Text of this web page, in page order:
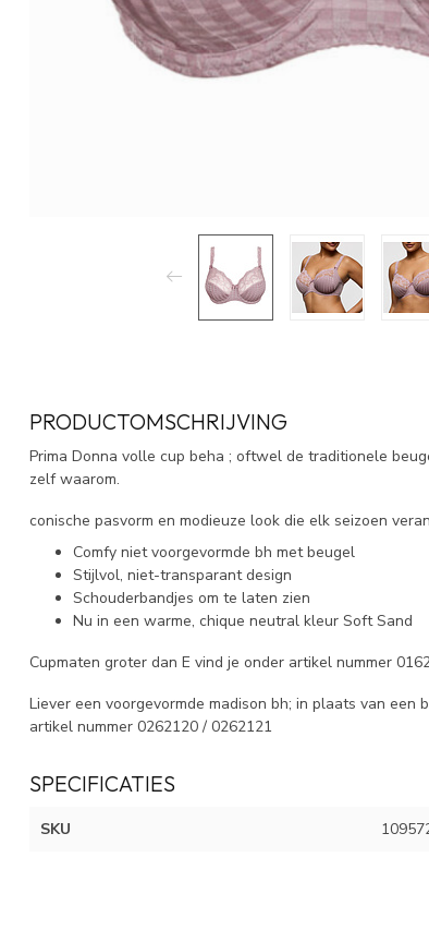
PRODUCTOMSCHRIJVING
Prima Donna volle cup beha ; oftwel de traditionele
zelf waarom.
conische pasvorm en modieuze look die elk seizoen
Comfy niet voorgevormde bh met beugel
Stijlvol, niet-transparant design
Schouderbandjes om te laten zien
Nu in een warme, chique neutral kleur Soft Sand
Cupmaten groter dan E vind je onder artikel nummer
Liever een voorgevormde madison bh; in plaats van
artikel nummer 0262120 / 0262121
SPECIFICATIES
SKU